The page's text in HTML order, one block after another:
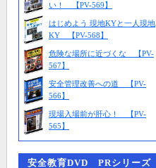
い！ 【PV-569】
はじめよう 現地KYと一人現地
KY 【PV-568】
危険な場所に近づくな 【PV-
567】
安全管理改善への道 【PV-
566】
現場入場前が肝心！ 【PV-
565】
安全教育DVD PRシリーズ